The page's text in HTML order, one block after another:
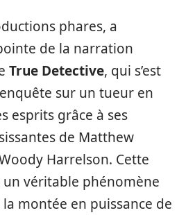
phares, a
de la narration
True Detective, qui s’est
sur un tueur en
esprits grâce à ses
de Matthew
Harrelson. Cette
un véritable phénomène
montée en puissance de